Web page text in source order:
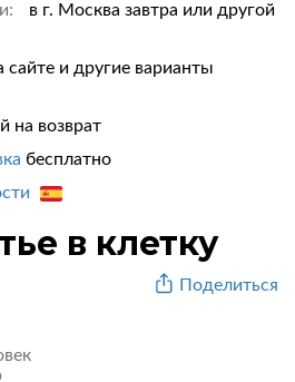
в г. Москва завтра или другой
сайте и другие варианты
на возврат
бесплатно
в клетку
Поделиться